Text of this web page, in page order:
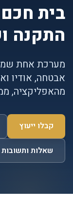
בית
התקנה
מערכת אחת
אבטחה, אודיו
מהאפליקציה,
קבלו ייעוץ
שאלות ותשובות